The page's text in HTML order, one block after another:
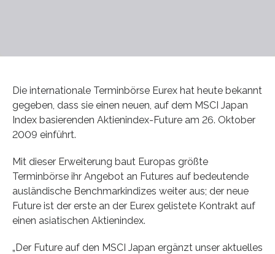
Die internationale Terminbörse Eurex hat heute bekannt
gegeben, dass sie einen neuen, auf dem MSCI Japan
Index basierenden Aktienindex-Future am 26. Oktober
2009 einführt.
Mit dieser Erweiterung baut Europas größte
Terminbörse ihr Angebot an Futures auf bedeutende
ausländische Benchmarkindizes weiter aus; der neue
Future ist der erste an der Eurex gelistete Kontrakt auf
einen asiatischen Aktienindex.
„Der Future auf den MSCI Japan ergänzt unser aktuelles